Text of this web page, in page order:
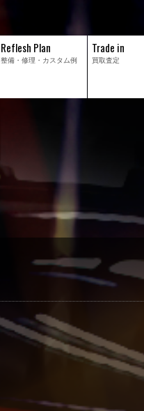
Reflesh Plan
整備・修理・ カスタム例
Trade in
買取査定